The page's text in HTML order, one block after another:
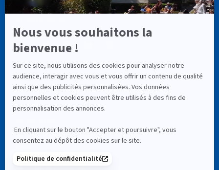
info@cassiopee-formation.com
LIENS UTILES
À Propos
RNCP (Service Public)